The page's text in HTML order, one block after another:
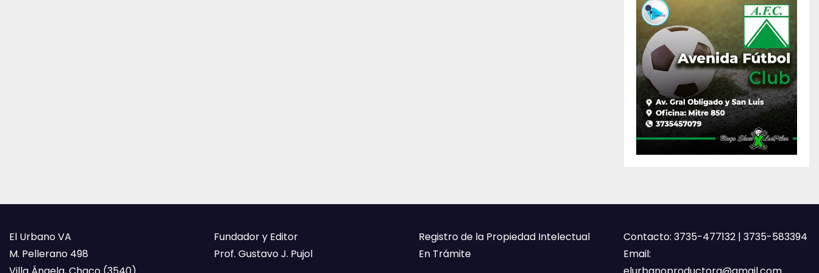
El Urbano VA
M. Pellerano 498
Fundador y Editor
Prof. Gustavo J. Pujol
Registro de la Propiedad Intelectual
En Trámite
Contacto: 3735-477132 | 3735-583394
Email: